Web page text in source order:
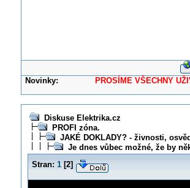
Novinky: PROSÍME VŠECHNY
Diskuse Elektrika.cz
PROFI zóna.
JAKÉ DOKLADY? - živnosti,
Je dnes vůbec možné, že by
Stran: 1[2]